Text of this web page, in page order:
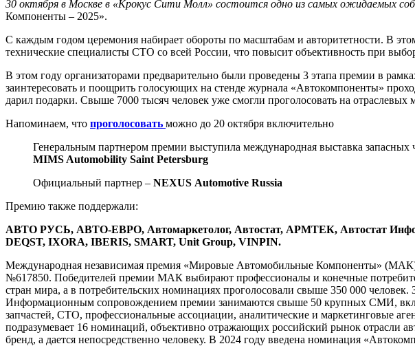
30 октября в Москве в «Крокус Сити Молл» состоится одно из самых ожидаемых
Компоненты – 2025».
С каждым годом церемония набирает обороты по масштабам и авторитетности. В
технические специалисты СТО со всей России, что повысит объективность при
В этом году организаторами предварительно были проведены 3 этапа премии в
заинтересовать и поощрить голосующих на стенде журнала «Автокомпоненты»
дарил подарки. Свыше 7000 тысяч человек уже смогли проголосовать на отраслевых
Напоминаем, что проголосовать можно до 20 октября включительно
Генеральным партнером премии выступила международная выставка запасных
MIMS Automobility Saint Petersburg
Официальный партнер – NEXUS Automotive Russia
Премию также поддержали:
АВТО РУСЬ, АВТО-ЕВРО, Автомаркетолог, Автостат, АРМТЕК, Автостат
DEQST, IXORA, IBERIS, SMART, Unit Group, VINPIN.​
Международная независимая премия «Мировые Автомобильные Компоненты» (МАК)-
№617850. Победителей премии МАК выбирают профессионалы и конечные
стран мира, а в потребительских номинациях проголосовали свыше 350 000
Информационным сопровождением премии занимаются свыше 50 крупных СМИ,
запчастей, СТО, профессиональные ассоциации, аналитические и маркетинговые
подразумевает 16 номинаций, объективно отражающих российский рынок отрасли
бренд, а дается непосредственно человеку. В 2024 году введена номинация